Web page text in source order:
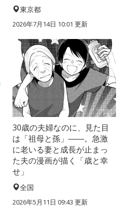
東京都
2026年7月14日 10:01 更新
30歳の夫婦なのに、見た目
は「祖母と孫」――。急激
に老いる妻と成長が止まっ
た夫の漫画が描く「歳と幸
せ」
全国
2026年5月11日 09:43 更新